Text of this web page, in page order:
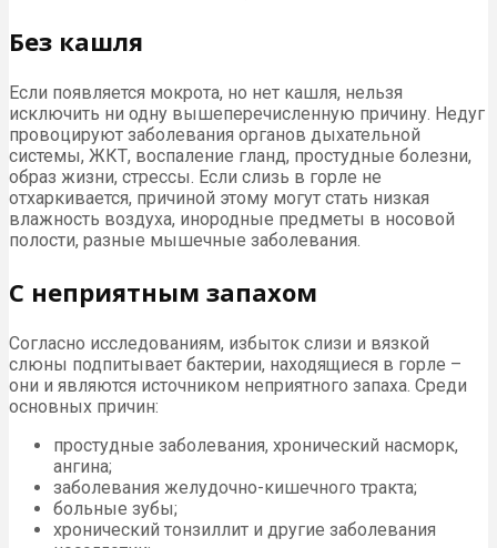
Без кашля
Если появляется мокрота, но нет кашля, нельзя
исключить ни одну вышеперечисленную причину. Недуг
провоцируют заболевания органов дыхательной
системы, ЖКТ, воспаление гланд, простудные болезни,
образ жизни, стрессы. Если слизь в горле не
отхаркивается, причиной этому могут стать низкая
влажность воздуха, инородные предметы в носовой
полости, разные мышечные заболевания.
С неприятным запахом
Согласно исследованиям, избыток слизи и вязкой
слюны подпитывает бактерии, находящиеся в горле –
они и являются источником неприятного запаха. Среди
основных причин:
простудные заболевания, хронический насморк,
ангина;
заболевания желудочно-кишечного тракта;
больные зубы;
хронический тонзиллит и другие заболевания